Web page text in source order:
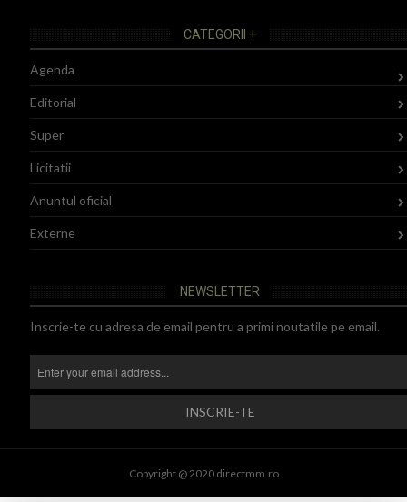
CATEGORII +
Agenda
Editorial
Super
Licitatii
Anuntul oficial
Externe
NEWSLETTER
Inscrie-te cu adresa de email pentru a primi noutatile pe email.
Copyright @ 2020 directmm.ro